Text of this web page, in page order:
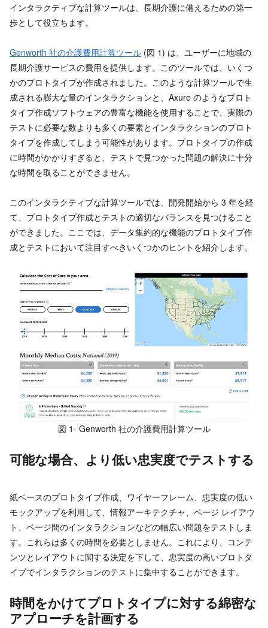
インタラクティブな計算ツールは、長期介護に備えるための第一
歩として役立ちます。
Genworth 社の介護費用計算ツール (図 1) は、ユーザーに地域の
長期介護サービスの費用を提供します。このツールでは、いくつ
かのプロトタイプが作成されました。このような計算ツールで生
成される膨大な量のインタラクションと、Axure のようなプロト
タイプ作成ソフトウェアの豊富な機能を使用することで、実際の
テストに必要な数よりも多くの要素とインタラクションのプロト
タイプを作成してしまう可能性があります。プロトタイプの作成
に時間がかかりすぎると、テストで見つかった問題の解決に十分
な時間を取ることができません。
このインタラクティブな計算ツールでは、開発開始から 3 年を経
て、プロトタイプ作成とテストの適切なバランスを見つけること
ができました。ここでは、データ集約的な機能のプロトタイプ作
成とテストにおいて注目すべきいくつかのヒントを紹介します。
図 1- Genworth 社の介護費用計算ツール
可能な場合、より低い忠実度でテストする
紙ベースのプロトタイプ作成、ワイヤーフレーム、忠実度の低い
モックアップを利用して、情報アーキテクチャ、ページ レイアウ
ト、ページ間のインタラクションなどの幅広い問題をテストしま
す。これらは多くの時間を必要としません。これにより、コンテ
ンツとレイアウトに関する決定を下して、忠実度の高いプロトタ
イプでインタラクションのテストに集中することができます。
時間をかけてプロトタイプに対する綿密な
アプローチを計画する